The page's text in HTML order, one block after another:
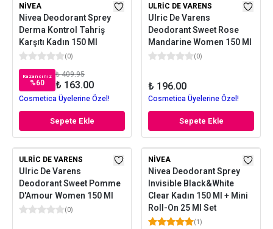
NIVEA
Nivea Deodorant Sprey
Derma Kontrol Tahriş
Karşıtı Kadın 150 Ml
(0)
Kazancınız
%60
₺ 409.95
₺ 163.00
Cosmetica Üyelerine Özel!
Sepete Ekle
ULRIC DE VARENS
Ulric De Varens
Deodorant Sweet Rose
Mandarine Women 150 Ml
(0)
₺ 196.00
Cosmetica Üyelerine Özel!
Sepete Ekle
ULRIC DE VARENS
Ulric De Varens
Deodorant Sweet Pomme
D'Amour Women 150 Ml
(0)
NIVEA
Nivea Deodorant Sprey
Invisible Black&White
Clear Kadın 150 Ml + Mini
Roll-On 25 Ml Set
(1)